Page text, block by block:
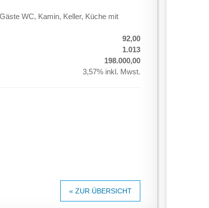
WC, Kamin, Keller, Küche mit
92,00
1.013
198.000,00
3,57% inkl. Mwst.
« ZUR ÜBERSICHT